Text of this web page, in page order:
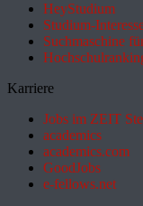
HeyStudium
Studium-
Suchmaschine
Karriere
Jobs im ZEIT
academics
academics.com
GoodJobs
e-fellows.net